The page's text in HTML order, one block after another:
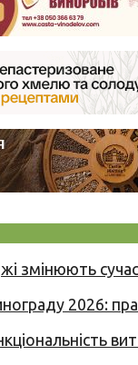
змінюють
2026: